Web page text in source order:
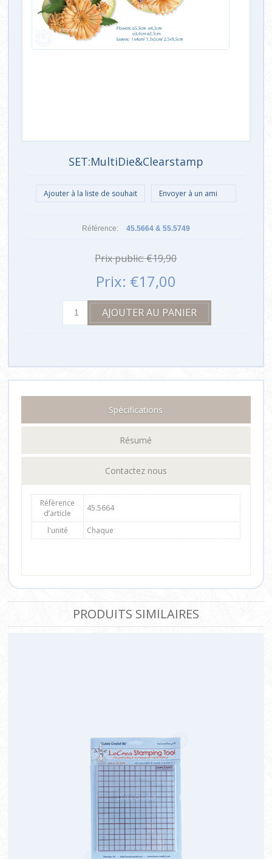
SET:MultiDie&Clearstamp
Référence: 45.5664 & 55.5749
Prix public:€19,90
Prix: €17,00
Spécifications
Résumé
Contactez nous
Réfèrence
d’article
45.5664
l'unité Chaque
PRODUITS SIMILAIRES